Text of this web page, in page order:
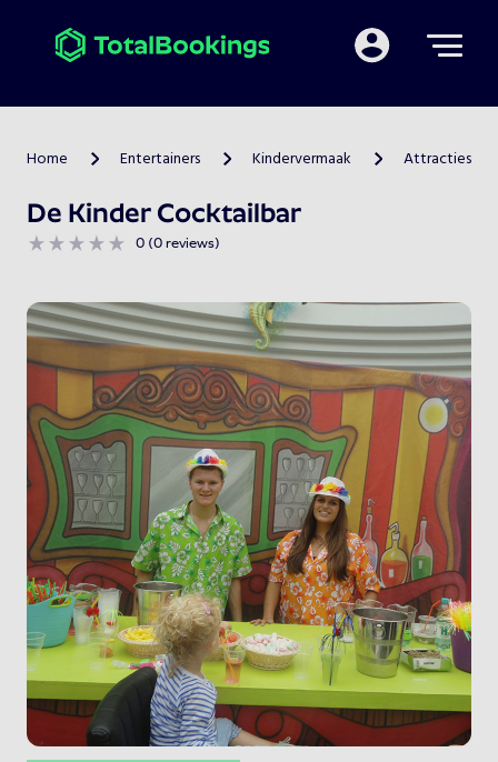
Mijn
Home > Entertainers > Kindervermaak > Attracties
De Kinder Cocktailbar
0 (0 reviews)